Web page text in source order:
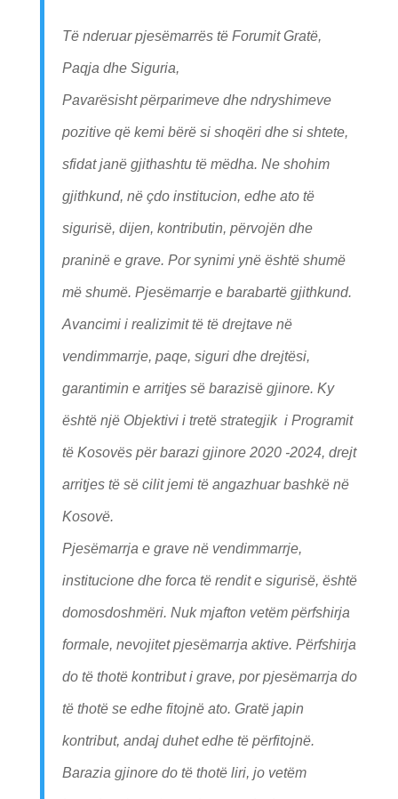
Të nderuar pjesëmarrës të Forumit Gratë,
Paqja dhe Siguria,
Pavarësisht përparimeve dhe ndryshimeve
pozitive që kemi bërë si shoqëri dhe si shtete,
sfidat janë gjithashtu të mëdha. Ne shohim
gjithkund, në çdo institucion, edhe ato të
sigurisë, dijen, kontributin, përvojën dhe
praninë e grave. Por synimi ynë është shumë
më shumë. Pjesëmarrje e barabartë gjithkund.
Avancimi i realizimit të të drejtave në
vendimmarrje, paqe, siguri dhe drejtësi,
garantimin e arritjes së barazisë gjinore. Ky
është një Objektivi i tretë strategjik i Programit
të Kosovës për barazi gjinore 2020 -2024, drejt
arritjes të së cilit jemi të angazhuar bashkë në
Kosovë.
Pjesëmarrja e grave në vendimmarrje,
institucione dhe forca të rendit e sigurisë, është
domosdoshmëri. Nuk mjafton vetëm përfshirja
formale, nevojitet pjesëmarrja aktive. Përfshirja
do të thotë kontribut i grave, por pjesëmarrja do
të thotë se edhe fitojnë ato. Gratë japin
kontribut, andaj duhet edhe të përfitojnë.
Barazia gjinore do të thotë liri, jo vetëm